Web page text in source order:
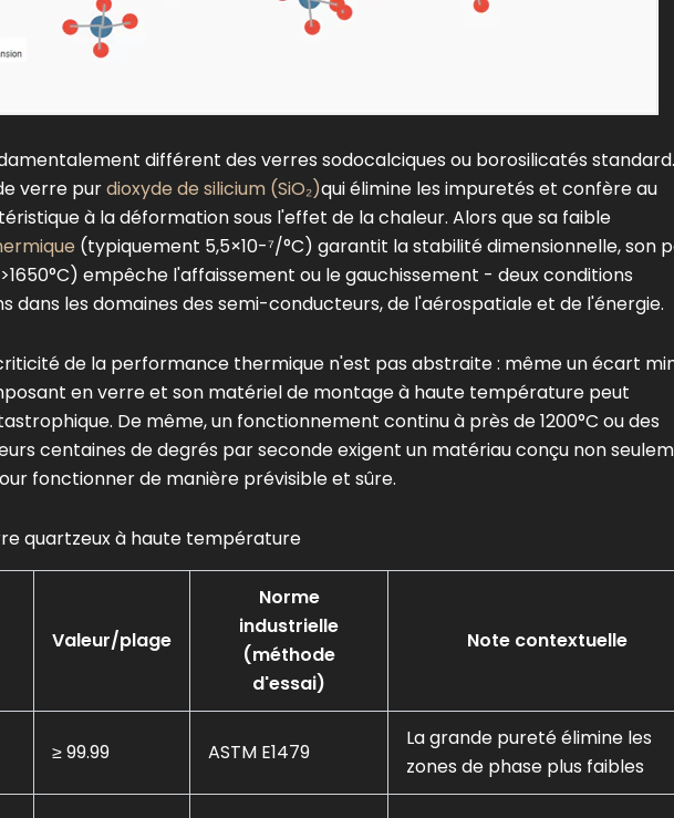
différent des verres sodocalciques ou borosilicatés
verre purdioxyde de silicium (SiO₂)qui élimine les impuretés et confère au
à la déformation sous l'effet de la chaleur. Alors que sa faible
(typiquement 5,5×10-⁷/°C) garantit la stabilité dimensionnelle, son
empêche l'affaissement ou le gauchissement - deux conditions
dans les domaines des semi-conducteurs, de l'aérospatiale et de l'énergie.
de la performance thermique n'est pas abstraite : même un écart
en verre et son matériel de montage à haute température peut
De même, un fonctionnement continu à près de 1200°C ou des
centaines de degrés par seconde exigent un matériau conçu non
fonctionner de manière prévisible et sûre.
quartzeux à haute température
Valeur/plage
Norme
industrielle
(méthode
d'essai)
Note contextuelle
≥ 99.99 ASTM E1479
La grande pureté élimine les
zones de phase plus faibles